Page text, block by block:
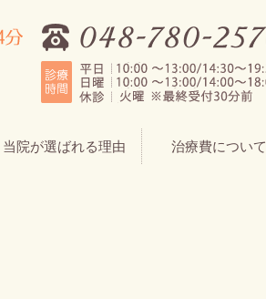
当院が選ばれる理由 治療費について